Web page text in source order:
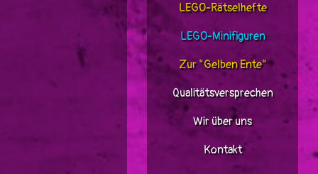
LEGO-Rätselhefte
LEGO-Minifiguren
Zur "Gelben Ente"
Qualitätsversprechen
Wir über uns
Kontakt